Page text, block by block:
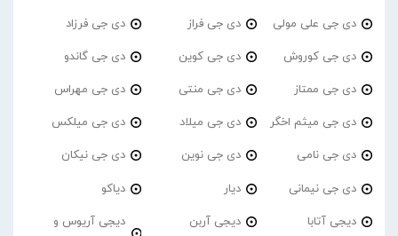
دی جی علی مولی دی جی فراز دی جی فرزاد
دی جی کوروش دی جی کوین دی جی گاندو
دی جی ممتاز دی جی منتی دی جی مهراس
دی جی میثم اخگر دی جی میلاد دی جی میلکس
دی جی نامی دی جی نوین دی جی نیکان
دی جی نیمانی دیار دیاکو
دیجی آتابا دیجی آربن
دیجی آریوس و